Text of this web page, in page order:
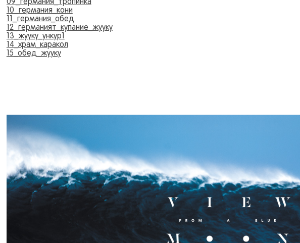
09_германия_тропинка
10_германия_кони
11_германия_обед
12_германият_купание_жууку
13_жууку_ункур1
14_храм_каракол
15_обед_жууку